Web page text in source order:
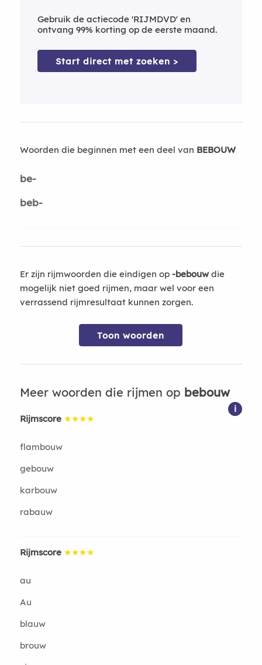
Gebruik de actiecode 'RIJMDVD' en
ontvang 99% korting op de eerste maand.
Start direct met zoeken >
Woorden die beginnen met een deel van BEBOUW
be-
beb-
Er zijn rijmwoorden die eindigen op -bebouwdie
mogelijk niet goed rijmen, maar wel voor een
verrassend rijmresultaat kunnen zorgen.
Toon woorden
Meer woorden die rijmen op bebouw
i
Rijmscore ★★★★
flambouw
gebouw
karbouw
rabauw
Rijmscore ★★★★
au
Au
blauw
brouw